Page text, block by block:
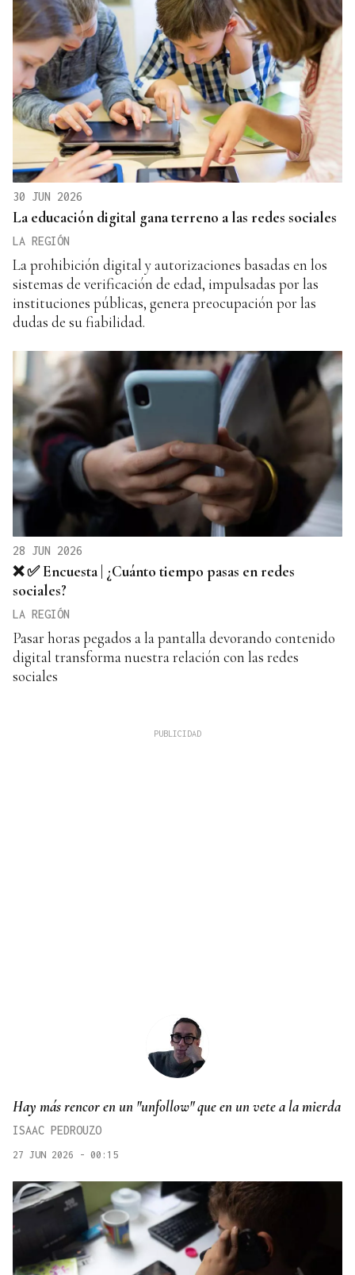
30 JUN 2026
La educación digital gana terreno a las redes sociales
LA REGIÓN
La prohibición digital y autorizaciones basadas en los
sistemas de verificación de edad, impulsadas por las
instituciones públicas, genera preocupación por las
dudas de su fiabilidad.
28 JUN 2026
❌ ✅ Encuesta | ¿Cuánto tiempo pasas en redes
sociales?
LA REGIÓN
Pasar horas pegados a la pantalla devorando contenido
digital transforma nuestra relación con las redes
sociales
Hay más rencor en un "unfollow" que en un vete a la mierda
ISAAC PEDROUZO
27 JUN 2026 - 00:15